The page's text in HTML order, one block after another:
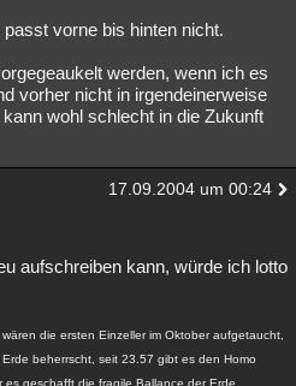
vorne bis hinten nicht.
werden, wenn ich es
vorher nicht in irgendeinerweise
wohl schlecht in die Zukunft
17.09.2004 um 00:24
aufschreiben kann, würde ich lotto
die ersten Einzeller im Oktober aufgetaucht,
beherrscht, seit 23.57 gibt es den Homo
geschafft die fragile Ballance der Erde